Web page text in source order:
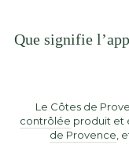
Que signifie
Le Côtes de
contrôlée produit et
de Provence ,